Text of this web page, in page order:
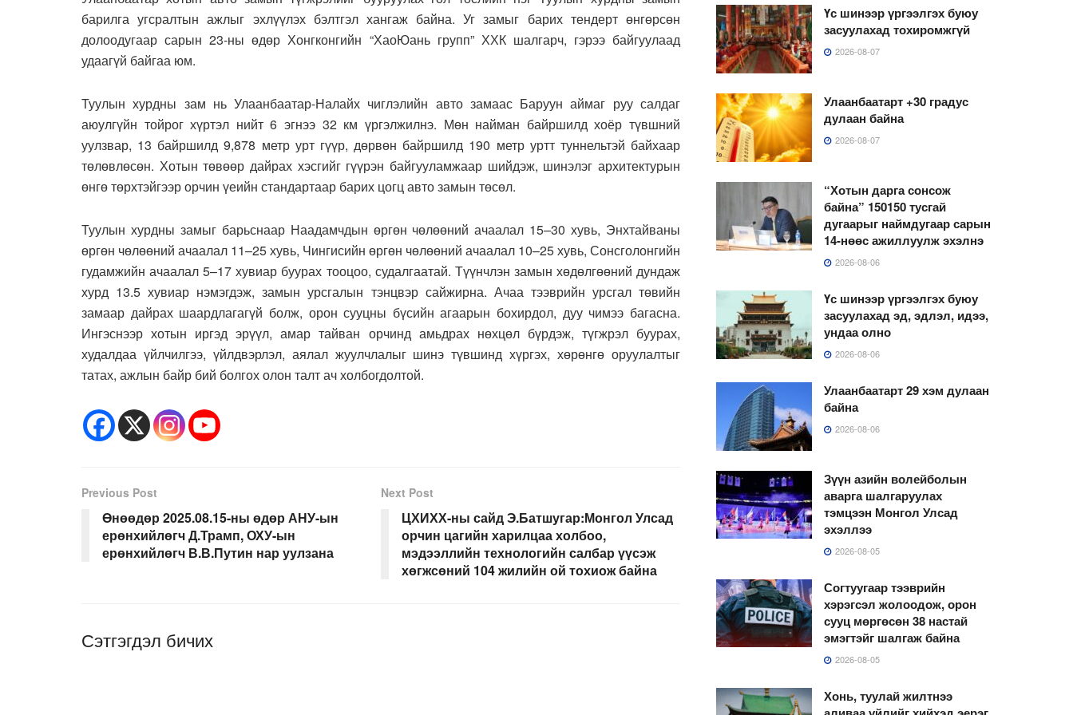
барилга угсралтын ажлыг эхлүүлэх бэлтгэл хангаж байна. Уг замыг барих тендерт өнгөрсөн
долоодугаар сарын 23-ны өдөр Хонгконгийн “ХаоЮань групп” ХХК шалгарч, гэрээ байгуулаад
удаагүй байгаа юм.
Туулын хурдны зам нь Улаанбаатар-Налайх чиглэлийн авто замаас Баруун аймаг руу салдаг
аюулгүйн тойрог хүртэл нийт 6 эгнээ 32 км үргэлжилнэ. Мөн найман байршилд хоёр түвшний
уулзвар, 13 байршилд 9,878 метр урт гүүр, дөрвөн байршилд 190 метр уртт туннельтэй байхаар
төлөвлөсөн. Хотын төвөөр дайрах хэсгийг гүүрэн байгууламжаар шийдэж, шинэлэг архитектурын
өнгө төрхтэйгээр орчин үеийн стандартаар барих цогц авто замын төсөл.
Туулын хурдны замыг барьснаар Наадамчдын өргөн чөлөөний ачаалал 15–30 хувь, Энхтайваны
өргөн чөлөөний ачаалал 11–25 хувь, Чингисийн өргөн чөлөөний ачаалал 10–25 хувь, Сонсголонгийн
гудамжийн ачаалал 5–17 хувиар буурах тооцоо, судалгаатай. Түүнчлэн замын хөдөлгөөний дундаж
хурд 13.5 хувиар нэмэгдэж, замын урсгалын тэнцвэр сайжирна. Ачаа тээврийн урсгал төвийн
замаар дайрах шаардлагагүй болж, орон сууцны бүсийн агаарын бохирдол, дуу чимээ багасна.
Ингэснээр хотын иргэд эрүүл, амар тайван орчинд амьдрах нөхцөл бүрдэж, түгжрэл буурах,
худалдаа үйлчилгээ, үйлдвэрлэл, аялал жуулчлалыг шинэ түвшинд хүргэх, хөрөнгө оруулалтыг
татах, ажлын байр бий болгох олон талт ач холбогдолтой.
Previous Post
Өнөөдөр 2025.08.15-ны өдөр АНУ-ын
ерөнхийлөгч Д.Трамп, ОХУ-ын
ерөнхийлөгч В.В.Путин нар уулзана
Next Post
ЦХИХХ-ны сайд Э.Батшугар:Монгол Улсад
орчин цагийн харилцаа холбоо,
мэдээллийн технологийн салбар үүсэж
хөгжсөний 104 жилийн ой тохиож байна
Сэтгэгдэл бичих
Үс шинээр үргээлгэх буюу
засуулахад тохиромжгүй
2026-08-07
Улаанбаатарт +30 градус
дулаан байна
2026-08-07
“Хотын дарга сонсож
байна” 150150 тусгай
дугаарыг наймдугаар сарын
14-нөөс ажиллуулж эхэлнэ
2026-08-06
Үс шинээр үргээлгэх буюу
засуулахад эд, эдлэл, идээ,
ундаа олно
2026-08-06
Улаанбаатарт 29 хэм дулаан
байна
2026-08-06
Зүүн азийн волейболын
аварга шалгаруулах
тэмцээн Монгол Улсад
эхэллээ
2026-08-05
Согтуугаар тээврийн
хэрэгсэл жолоодож, орон
сууц мөргөсөн 38 настай
эмэгтэйг шалгаж байна
2026-08-05
Хонь, туулай жилтнээ